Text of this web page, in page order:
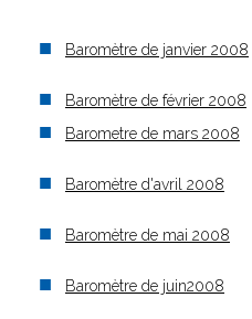
Baromètre de janvier 2008
Baromètre de février 2008
Barometre de mars 2008
Baromètre d'avril 2008
Baromètre de mai 2008
Baromètre de juin2008